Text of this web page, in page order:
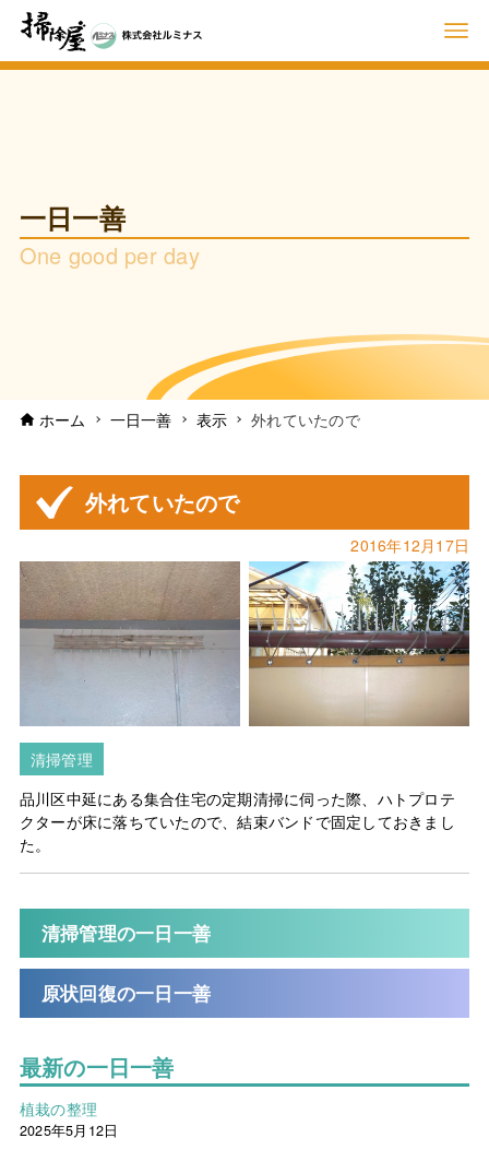
一日一善
One good per day
ホーム 一日一善 表示 外れていたので
清掃管理の一日一善
原状回復の一日一善
最新の一日一善
植栽の整理
2025年5月12日
外れていたので
2016年12月17日
清掃管理
品川区中延にある集合住宅の定期清掃に伺った際、ハトプロテ
クターが床に落ちていたので、結束バンドで固定しておきまし
た。